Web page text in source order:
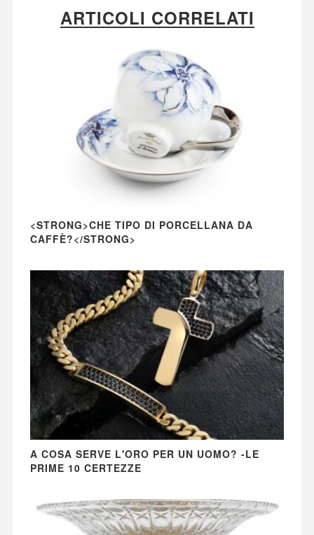
ARTICOLI CORRELATI
<STRONG>CHE TIPO DI PORCELLANA DA
CAFFÈ?</STRONG>
A COSA SERVE L'ORO PER UN UOMO? -LE
PRIME 10 CERTEZZE